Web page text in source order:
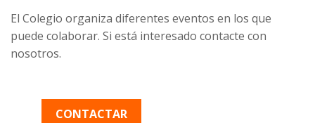
El Colegio organiza diferentes eventos en los que
puede colaborar. Si está interesado contacte con
nosotros.
CONTACTAR